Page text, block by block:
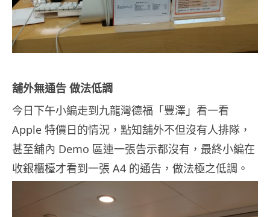
舖外無通告 做法低調
今日下午小編走到九龍灣德福「豐澤」看一看
Apple 特價日的情況，點知舖外不但沒有人排隊，
甚至舖內 Demo 區連一張告示都沒有，最終小編在
收銀櫃檯才看到一張 A4 的通告，做法極之低調。